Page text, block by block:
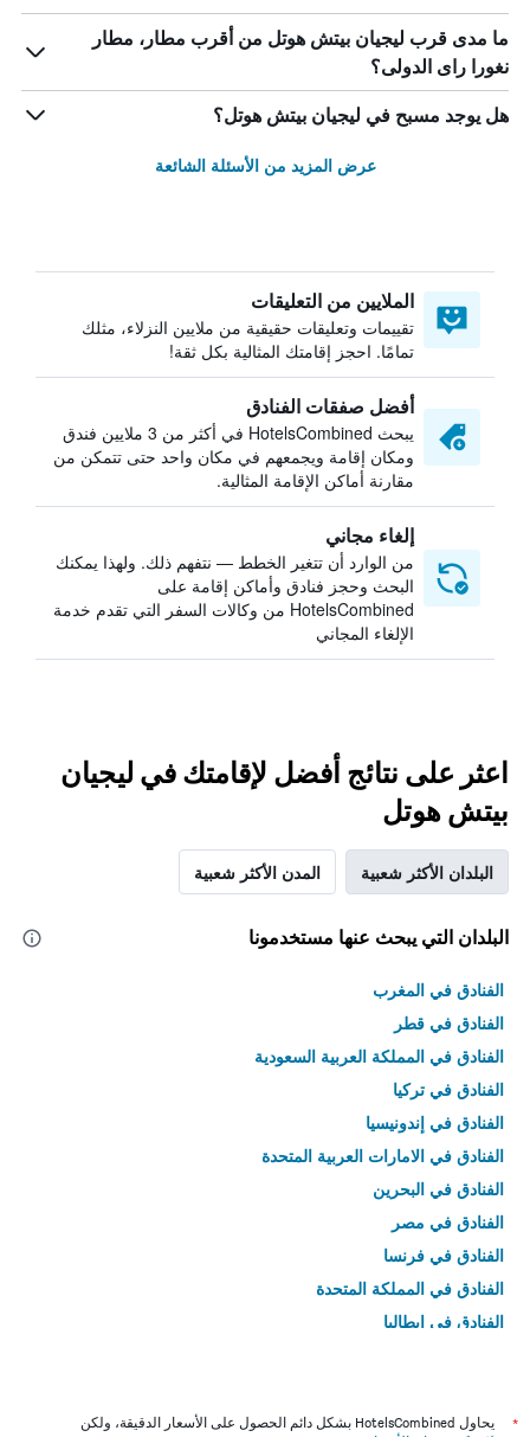
ما مدى قرب ليجيان بيتش هوتل من أقرب مطار، مطار
نغورا راى الدولى؟
هل يوجد مسبح في ليجيان بيتش هوتل؟
عرض المزيد من الأسئلة الشائعة
الملايين من التعليقات
تقييمات وتعليقات حقيقية من ملايين النزلاء، مثلك
تمامًا. احجز إقامتك المثالية بكل ثقة!
أفضل صفقات الفنادق
يبحث HotelsCombined في أكثر من 3 ملايين فندق
ومكان إقامة ويجمعهم في مكان واحد حتى تتمكن من
مقارنة أماكن الإقامة المثالية.
إلغاء مجاني
من الوارد أن تتغير الخطط — نتفهم ذلك. ولهذا يمكنك
البحث وحجز فنادق وأماكن إقامة على
HotelsCombined من وكالات السفر التي تقدم خدمة
الإلغاء المجاني
اعثر على نتائج أفضل لإقامتك في ليجيان
بيتش هوتل
البلدان الأكثر شعبية المدن الأكثر شعبية
البلدان التي يبحث عنها مستخدمونا
الفنادق في المغرب
الفنادق في قطر
الفنادق في المملكة العربية السعودية
الفنادق في تركيا
الفنادق في إندونيسيا
الفنادق في الامارات العربية المتحدة
الفنادق في البحرين
الفنادق في مصر
الفنادق في فرنسا
الفنادق في المملكة المتحدة
الفنادق في إيطاليا
*
يحاول HotelsCombined بشكل دائم الحصول على الأسعار الدقيقة، ولكن